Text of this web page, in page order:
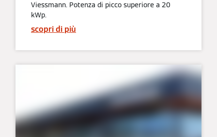
Viessmann. Potenza di picco superiore a 20
kWp.
scopri di più